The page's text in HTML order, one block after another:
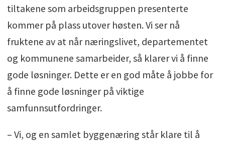
tiltakene som arbeidsgruppen presenterte
kommer på plass utover høsten. Vi ser nå
fruktene av at når næringslivet, departementet
og kommunene samarbeider, så klarer vi å finne
gode løsninger. Dette er en god måte å jobbe for
å finne gode løsninger på viktige
samfunnsutfordringer.
– Vi, og en samlet byggenæring står klare til å